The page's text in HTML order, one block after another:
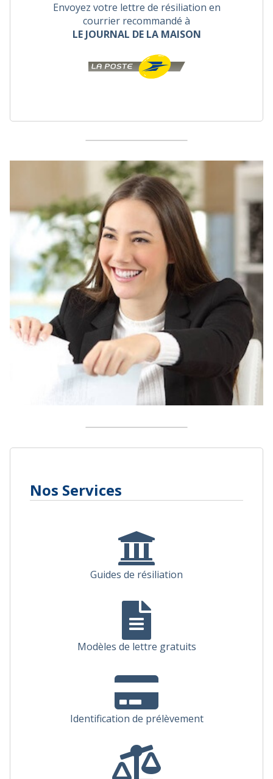
Envoyez votre lettre de résiliation en
courrier recommandé à
LE JOURNAL DE LA MAISON
Nos Services
Guides de résiliation
Modèles de lettre gratuits
Identification de prélèvement